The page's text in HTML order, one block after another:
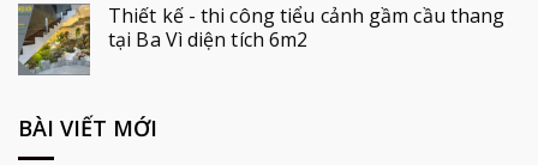
Thiết kế - thi công tiểu cảnh gầm cầu thang
tại Ba Vì diện tích 6m2
BÀI VIẾT MỚI